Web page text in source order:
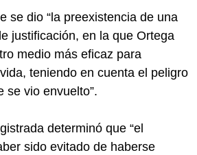
se dio “la preexistencia de una
justificación, en la que Ortega
medio más eficaz para
teniendo en cuenta el peligro
se vio envuelto”.
determinó que “el
sido evitado de haberse